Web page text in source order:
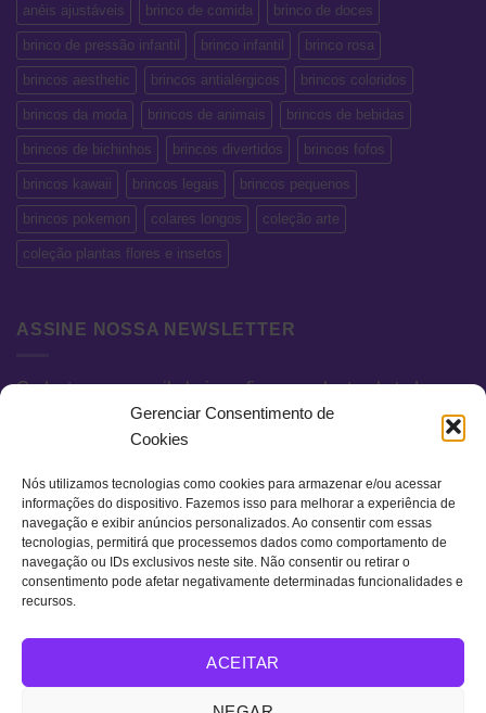
Gerenciar Consentimento de
Cookies
Nós utilizamos tecnologias como cookies para armazenar e/ou acessar
informações do dispositivo. Fazemos isso para melhorar a experiência de
navegação e exibir anúncios personalizados. Ao consentir com essas
tecnologias, permitirá que processemos dados como comportamento de
navegação ou IDs exclusivos neste site. Não consentir ou retirar o
consentimento pode afetar negativamente determinadas funcionalidades e
recursos.
ACEITAR
anéis ajustáveis brinco de comida brinco de doces
brinco de pressão infantil brinco infantil brinco rosa
brincos aesthetic brincos antialérgicos brincos coloridos
brincos da moda brincos de animais brincos de bebidas
brincos de bichinhos brincos divertidos brincos fofos
brincos kawaii brincos legais brincos pequenos
brincos pokemon colares longos coleção arte
coleção plantas flores e insetos
ASSINE NOSSA NEWSLETTER
Cadastre seu e-mail abaixo e fique por dentro de todas as
novidades e promoções exclusivas.
Visa MasterCard